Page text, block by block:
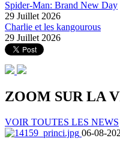
Spider-Man: Brand New Day
29 Juillet 2026
Charlie et les kangourous
29 Juillet 2026
ZOOM SUR LA
VOIR TOUTES LES NEWS
06-08-